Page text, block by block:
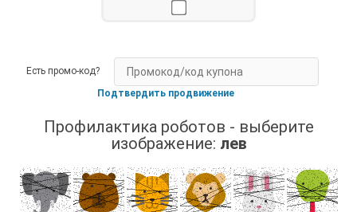
Есть промо-код?
Подтвердить продвижение
Профилактика роботов - выберите
изображение: лев